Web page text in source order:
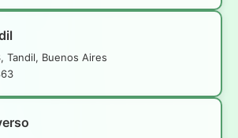
Tandil, Buenos Aires